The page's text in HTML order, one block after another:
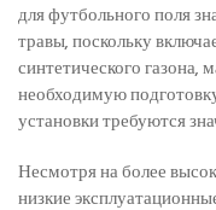
для футбольного поля
травы, поскольку
синтетического газона,
необходимую
установки требуются
Несмотря на более
низкие